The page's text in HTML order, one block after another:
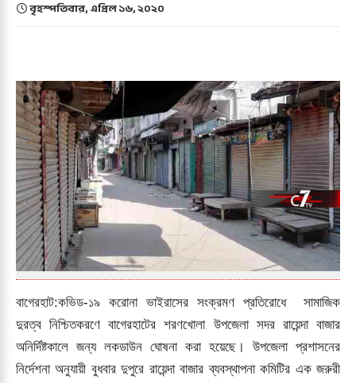
বৃহস্পতিবার, এপ্রিল ১৬, ২০২০
বাগেরহাট:কভিড-১৯ করোনা ভাইরাসের সংক্রমণ প্রতিরোধে সামাজিক
দুরত্ব নিশ্চিতকরণে বাগেরহাটের শরণখোলা উপজেলা সদর রায়েন্দা বাজার
অনির্দিষ্টকালে জন্য লকডাউন ঘোষনা করা হয়েছে। উপজেলা প্রশাসনের
নির্দেশনা অনুযায়ী বুধবার দুপুরে রায়েন্দা বাজার ব্যবস্থাপনা কমিটির এক জরুরী